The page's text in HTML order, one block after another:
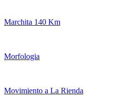
Marchita 140 Km
Morfologia
Movimiento a La Rienda